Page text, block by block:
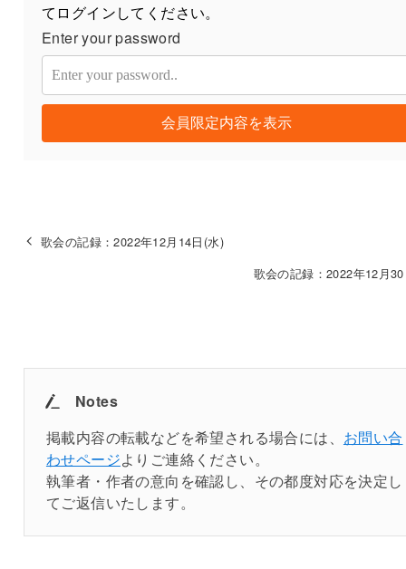
てログインしてください。
Enter your password
会員限定内容を表示
歌会の記録：2022年12月14日(水)
歌会の記録：2022年12月
Notes
掲載内容の転載などを希望される場合には、 お問い合
わせページよりご連絡ください。
執筆者・作者の意向を確認し、その都度対応を決定し
てご返信いたします。